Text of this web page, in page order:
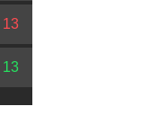
13
13